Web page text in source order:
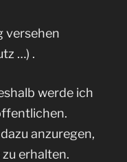
versehen
…) .
werde ich
anzuregen,
erhalten.